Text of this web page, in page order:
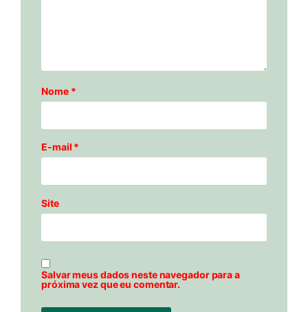
Nome *
E-mail *
Site
Salvar meus dados neste navegador para a
próxima vez que eu comentar.